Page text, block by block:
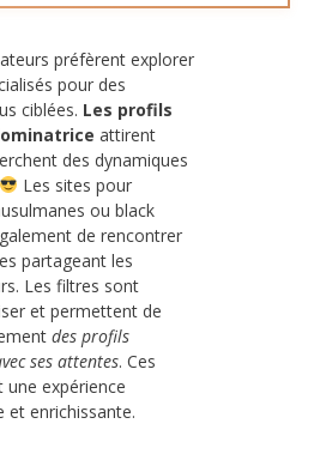
préfèrent explorer
pour des
ciblées. Les profils
attirent
des dynamiques
Les sites pour
ou black
de rencontrer
partageant les
Les filtres sont
et permettent de
des profils
ses attentes. Ces
expérience
et enrichissante.